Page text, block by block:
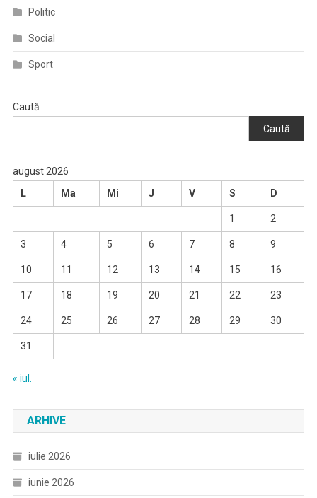
Politic
Social
Sport
Caută
Caută
august 2026
L
Ma Mi J V S D
1 2
3 4 5 6 7 8 9
10 11 12 13 14 15 16
17 18 19 20 21 22 23
24 25 26 27 28 29 30
31
« iul.
ARHIVE
iulie 2026
iunie 2026